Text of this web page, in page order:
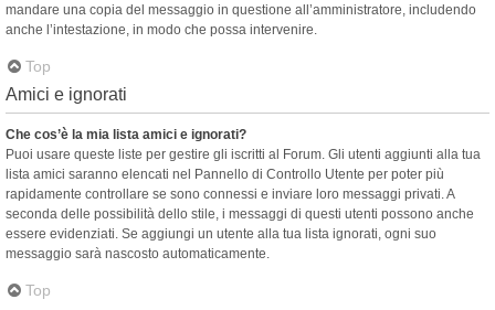
mandare una copia del messaggio in questione all’amministratore, includendo
anche l’intestazione, in modo che possa intervenire.
Top
Amici e ignorati
Che cos’è la mia lista amici e ignorati?
Puoi usare queste liste per gestire gli iscritti al Forum. Gli utenti aggiunti alla tua
lista amici saranno elencati nel Pannello di Controllo Utente per poter più
rapidamente controllare se sono connessi e inviare loro messaggi privati. A
seconda delle possibilità dello stile, i messaggi di questi utenti possono anche
essere evidenziati. Se aggiungi un utente alla tua lista ignorati, ogni suo
messaggio sarà nascosto automaticamente.
Top